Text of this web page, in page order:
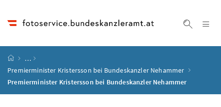
Startseite
…
Premierminister Kristersson bei Bundeskanzler Nehammer
Premierminister Kristersson bei Bundeskanzler Nehammer